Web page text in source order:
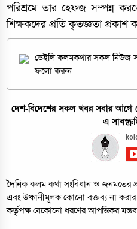
পরিশ্রমে তার হেফজ সম্পন্ন
শিক্ষকদের প্রতি কৃতজ্ঞতা প্রকাশ
ডেইলি কলমকথার সকল নিউজ
ফলো করুন
দেশ-বিদেশের সকল খবর সবার আগে
এ
দৈনিক কলম কথা সংবিধান ও জনমতের
এবং উষ্কানীমূলক কোনো বক্তব্য না
কর্তৃপক্ষ যেকোনো ধরণের আপত্তিকর